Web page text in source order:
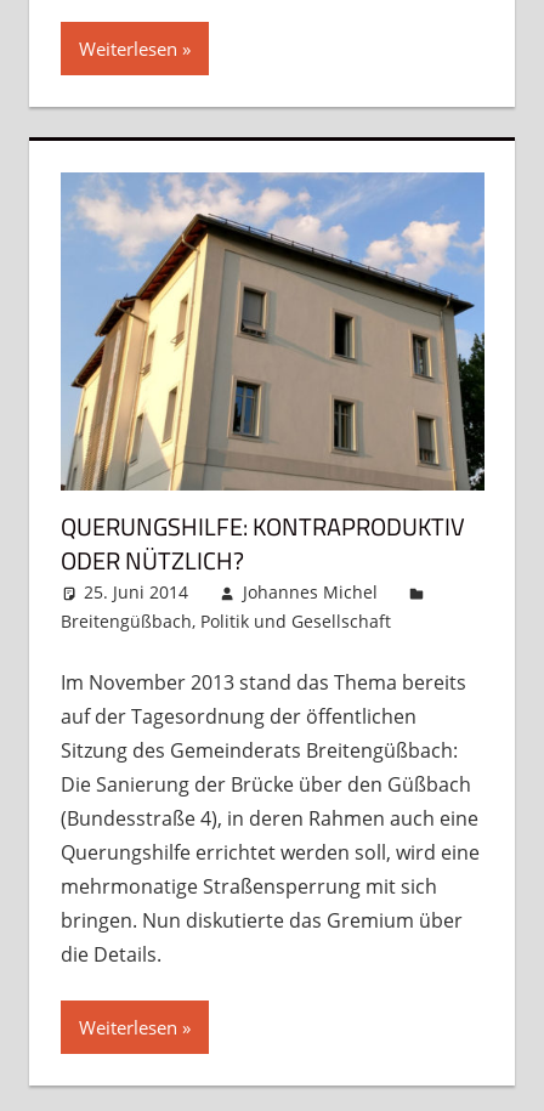
Weiterlesen
QUERUNGSHILFE: KONTRAPRODUKTIV
ODER NÜTZLICH?
25. Juni 2014
Johannes Michel
Breitengüßbach, Politik und Gesellschaft
Im November 2013 stand das Thema bereits
auf der Tagesordnung der öffentlichen
Sitzung des Gemeinderats Breitengüßbach:
Die Sanierung der Brücke über den Güßbach
(Bundesstraße 4), in deren Rahmen auch eine
Querungshilfe errichtet werden soll, wird eine
mehrmonatige Straßensperrung mit sich
bringen. Nun diskutierte das Gremium über
die Details.
Weiterlesen